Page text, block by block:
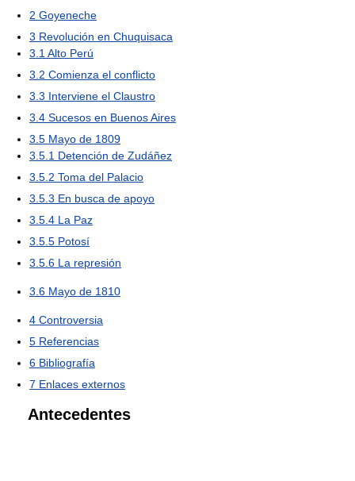
2 Goyeneche
3 Revolución en Chuquisaca
3.1 Alto Perú
3.2 Comienza el conflicto
3.3 Interviene el Claustro
3.4 Sucesos en Buenos Aires
3.5 Mayo de 1809
3.5.1 Detención de Zudáñez
3.5.2 Toma del Palacio
3.5.3 En busca de apoyo
3.5.4 La Paz
3.5.5 Potosí
3.5.6 La represión
3.6 Mayo de 1810
4 Controversia
5 Referencias
6 Bibliografía
7 Enlaces externos
Antecedentes